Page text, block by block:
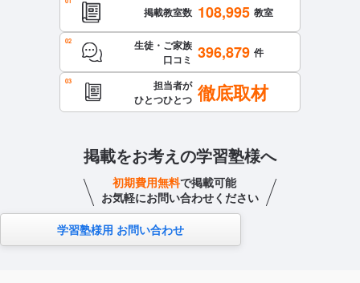
掲載教室数 108,995 教室
生徒・ご家族
口コミ 396,879 件
担当者が
ひとつひとつ 徹底取材
掲載をお考えの学習塾様へ
初期費用無料で掲載可能
お気軽にお問い合わせください
学習塾様用 お問い合わせ